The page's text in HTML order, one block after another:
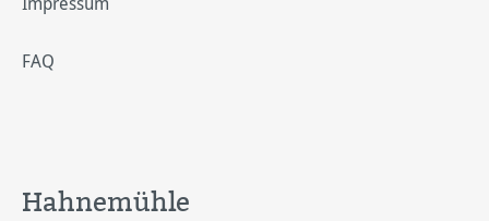
FAQ
Hahnemühle